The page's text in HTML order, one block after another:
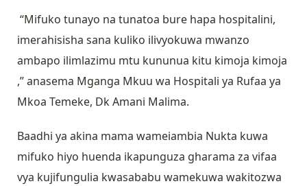
“Mifuko tunayo na tunatoa bure hapa hospitalini,
imerahisisha sana kuliko ilivyokuwa mwanzo
ambapo ilimlazimu mtu kununua kitu kimoja kimoja
,” anasema Mganga Mkuu wa Hospitali ya Rufaa ya
Mkoa Temeke, Dk Amani Malima.
Baadhi ya akina mama wameiambia Nukta kuwa
mifuko hiyo huenda ikapunguza gharama za vifaa
vya kujifungulia kwasababu wamekuwa wakitozwa